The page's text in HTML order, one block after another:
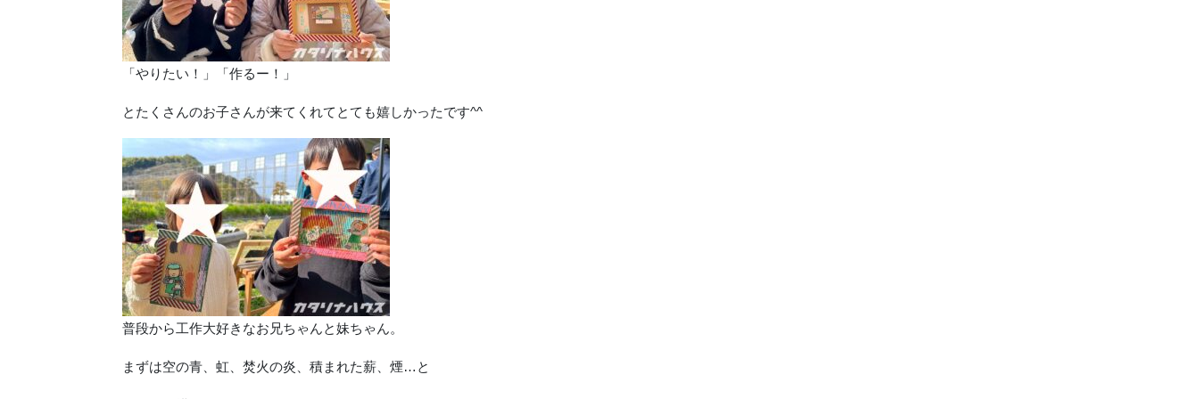
「やりたい！」「作るー！」
とたくさんのお子さんが来てくれてとても嬉しかったです^^
普段から工作大好きなお兄ちゃんと妹ちゃん。
まずは空の青、虹、焚火の炎、積まれた薪、煙…と